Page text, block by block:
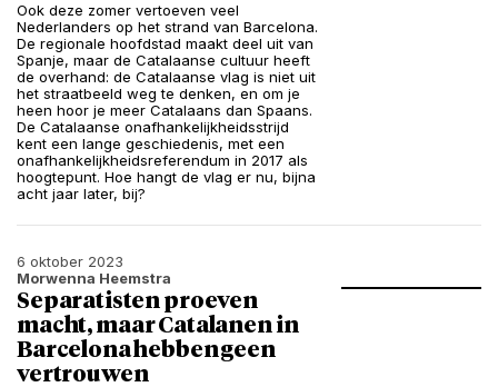
Ook deze zomer vertoeven veel
Nederlanders op het strand van Barcelona.
De regionale hoofdstad maakt deel uit van
Spanje, maar de Catalaanse cultuur heeft
de overhand: de Catalaanse vlag is niet uit
het straatbeeld weg te denken, en om je
heen hoor je meer Catalaans dan Spaans.
De Catalaanse onafhankelijkheidsstrijd
kent een lange geschiedenis, met een
onafhankelijkheidsreferendum in 2017 als
hoogtepunt. Hoe hangt de vlag er nu, bijna
acht jaar later, bij?
6 oktober 2023
Morwenna Heemstra
Separatisten proeven
macht, maar Catalanen in
Barcelona hebben geen
vertrouwen